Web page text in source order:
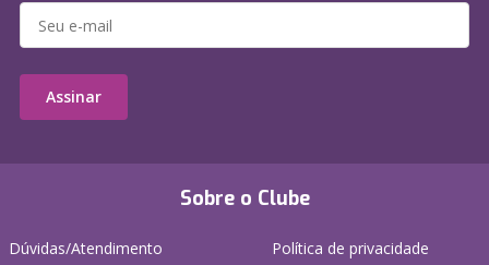
Sobre o Clube
Dúvidas/Atendimento
Política de privacidade
Assinar